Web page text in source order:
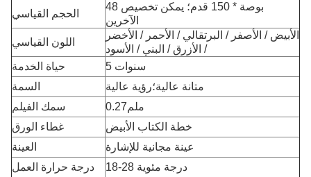
الحجم القياسي
48 بوصة * 150 قدم؛ يمكن تخصيص
الآخرين
اللون القياسي
الأبيض / الأصفر / البرتقالي / الأحمر / الأخضر
/ الأزرق / البني / الأسود
حياة الخدمة
5 سنوات
السمة
متانة عالية؛رؤية عالية
سمك الفيلم
0.27ملم
غطاء الورق
خطة الكتاب الأبيض
العينة
عينة مجانية للإشارة
درجة حرارة العمل
18-28 درجة مئوية